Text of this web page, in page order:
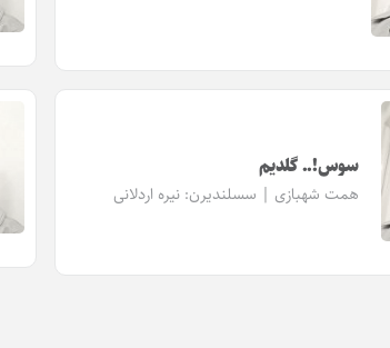
سوس!.. گلدیم
همت شهبازی | سسلندیرن:نیره اردلانی